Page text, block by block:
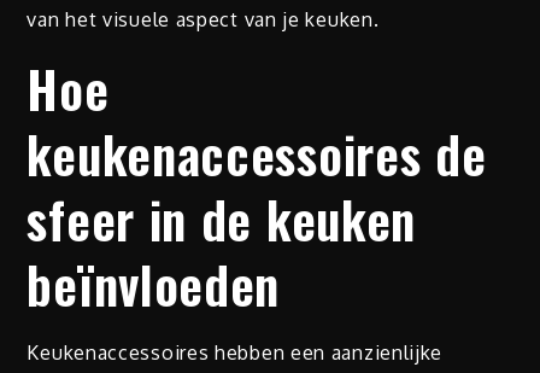
van het visuele aspect van je keuken.
Hoe
keukenaccessoires de
sfeer in de keuken
beïnvloeden
Keukenaccessoires hebben een aanzienlijke